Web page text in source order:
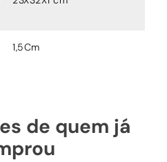
1,5Cm
de quem já